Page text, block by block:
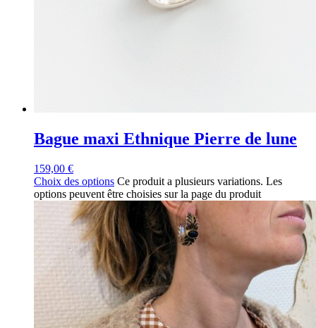
Bague maxi Ethnique Pierre de lune
159,00 €
Choix des options Ce produit a plusieurs variations. Les
options peuvent être choisies sur la page du produit